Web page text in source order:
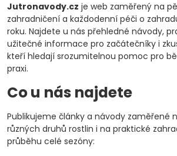
Jutronavody.cz je web zaměřený na
zahradničení a každodenní péči o
roku. Najdete u nás přehledné návody,
užitečné informace pro začátečníky i
kteří hledají srozumitelnou pomoc pro
praxi.
Co u nás najdete
Publikujeme články a návody zaměřené
různých druhů rostlin i na praktické
průběhu celé sezóny: